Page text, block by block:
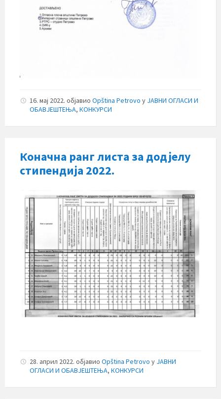
16. мај 2022. објавио Opština Petrovo у ЈАВНИ ОГЛАСИ И
ОБАВЈЕШТЕЊА, КОНКУРСИ
Коначна ранг листа за додјелу
стипендија 2022.
28. април 2022. објавио Opština Petrovo у ЈАВНИ
ОГЛАСИ И ОБАВЈЕШТЕЊА, КОНКУРСИ